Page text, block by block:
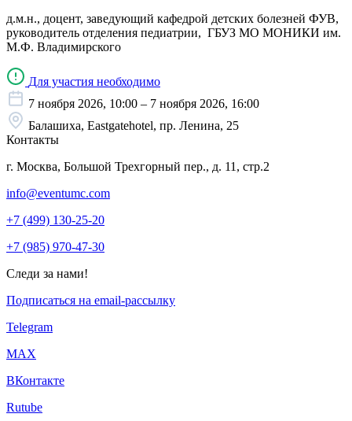
д.м.н., доцент, заведующий кафедрой детских болезней ФУВ,
руководитель отделения педиатрии, ГБУЗ МО МОНИКИ им.
М.Ф. Владимирского
Для участия необходимо
7 ноября 2026, 10:00 – 7 ноября 2026, 16:00
Балашиха, Eastgatehotel, пр. Ленина, 25
Контакты
г. Москва, Большой Трехгорный пер., д. 11, стр.2
info@eventumc.com
+7 (499) 130-25-20
+7 (985) 970-47-30
Следи за нами!
Подписаться на email-рассылку
Telegram
МАХ
ВКонтакте
Rutube